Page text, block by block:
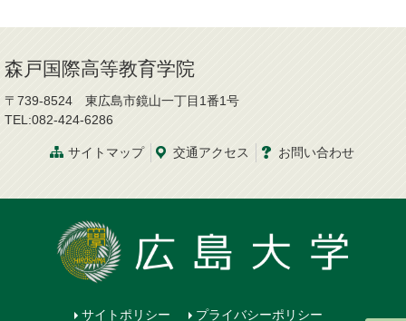
森戸国際高等教育学院
〒739-8524 東広島市鏡山一丁目1番1号
TEL:082-424-6286
サイトマップ 交通アクセス お問い合わせ
サイトポリシー プライバシーポリシー